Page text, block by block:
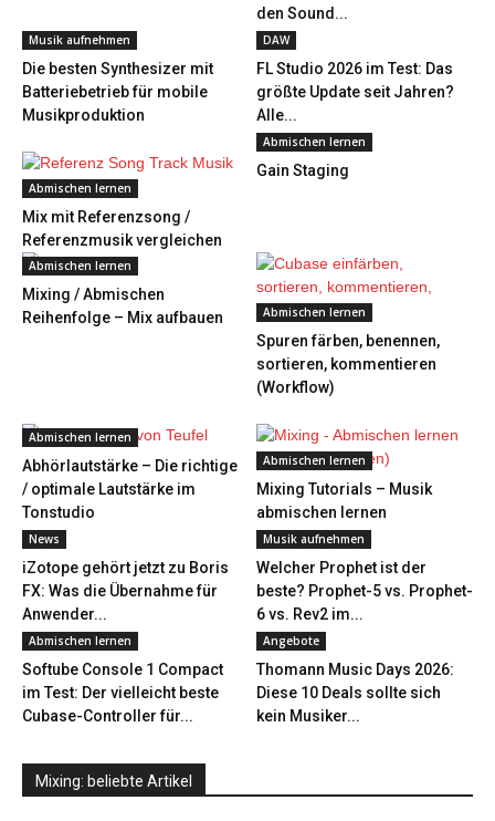
den Sound...
Musik aufnehmen
Die besten Synthesizer mit
Batteriebetrieb für mobile
Musikproduktion
DAW
FL Studio 2026 im Test: Das
größte Update seit Jahren?
Alle...
Abmischen lernen
Mix mit Referenzsong /
Referenzmusik vergleichen
Abmischen lernen
Gain Staging
Abmischen lernen
Mixing / Abmischen
Reihenfolge – Mix aufbauen
Abmischen lernen
Spuren färben, benennen,
sortieren, kommentieren
(Workflow)
Abmischen lernen
Abhörlautstärke – Die richtige
/ optimale Lautstärke im
Tonstudio
Abmischen lernen
Mixing Tutorials – Musik
abmischen lernen
News
iZotope gehört jetzt zu Boris
FX: Was die Übernahme für
Anwender...
Musik aufnehmen
Welcher Prophet ist der
beste? Prophet-5 vs. Prophet-
6 vs. Rev2 im...
Abmischen lernen
Softube Console 1 Compact
im Test: Der vielleicht beste
Cubase-Controller für...
Angebote
Thomann Music Days 2026:
Diese 10 Deals sollte sich
kein Musiker...
Mixing: beliebte Artikel